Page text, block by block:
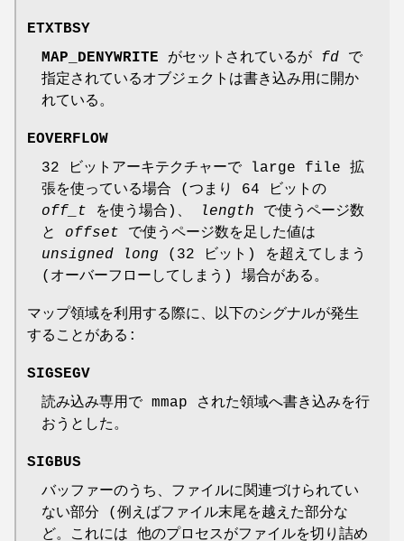
ETXTBSY
MAP_DENYWRITE がセットされているが fd で
指定されているオブジェクトは書き込み用に開か
れている。
EOVERFLOW
32 ビットアーキテクチャーで large file 拡
張を使っている場合 (つまり 64 ビットの
off_t を使う場合)、 length で使うページ数
と offset で使うページ数を足した値は
unsigned long (32 ビット) を超えてしまう
(オーバーフローしてしまう) 場合がある。
マップ領域を利用する際に、以下のシグナルが発生
することがある:
SIGSEGV
読み込み専用で mmap された領域へ書き込みを行
おうとした。
SIGBUS
バッファーのうち、ファイルに関連づけられてい
ない部分 (例えばファイル末尾を越えた部分な
ど。これには 他のプロセスがファイルを切り詰め